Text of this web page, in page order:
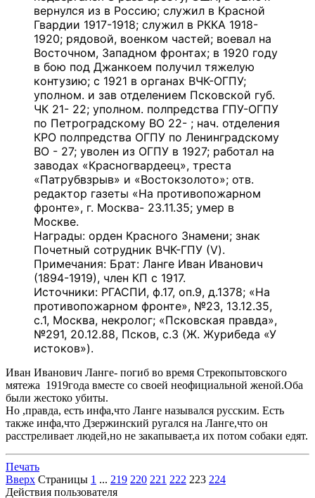
вернулся из в Россию; служил в Красной
Гвардии 1917-1918; служил в РККА 1918-
1920; рядовой, военком частей; воевал на
Восточном, Западном фронтах; в 1920 году
в бою под Джанкоем получил тяжелую
контузию; с 1921 в органах ВЧК-ОГПУ;
уполном. и зав отделением Псковской губ.
ЧК 21- 22; уполном. полпредства ГПУ-ОГПУ
по Петроградскому ВО 22- ; нач. отделения
КРО полпредства ОГПУ по Ленинградскому
ВО - 27; уволен из ОГПУ в 1927; работал на
заводах «Красногвардеец», треста
«Патрубвзрыв» и «Востокзолото»; отв.
редактор газеты «На противопожарном
фронте», г. Москва- 23.11.35; умер в
Москве.
Награды: орден Красного Знамени; знак
Почетный сотрудник ВЧК-ГПУ (V).
Примечания: Брат: Ланге Иван Иванович
(1894-1919), член КП с 1917.
Источники: РГАСПИ, ф.17, оп.9, д.1378; «На
противопожарном фронте», №23, 13.12.35,
с.1, Москва, некролог; «Псковская правда»,
№291, 20.12.88, Псков, с.3 (Ж. Журибеда «У
истоков»).
Иван Иванович Ланге- погиб во время Стрекопытовского
мятежа 1919года вместе со своей неофициальной женой.Оба
были жестоко убиты.
Но ,правда, есть инфа,что Ланге назывался русским. Есть
также инфа,что Дзержинский ругался на Ланге,что он
расстреливает людей,но не закапывает,а их потом собаки едят.
Печать
Вверх Страницы 1 ... 219 220 221 222 223 224
Действия пользователя